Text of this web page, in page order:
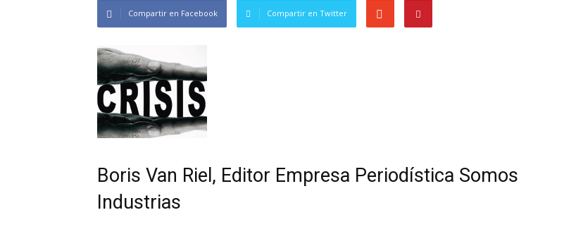
Compartir en Facebook Compartir en Twitter
Boris Van Riel, Editor Empresa Periodística Somos
Industrias